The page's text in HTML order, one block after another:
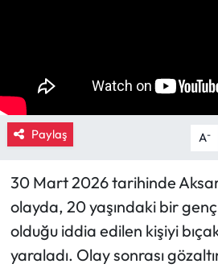
Paylaş A-
30 Mart 2026 tarihinde
olayda, 20 yaşındaki bir
olduğu iddia edilen kişiyi
yaraladı. Olay sonrası
Kargı Haberleri
Kimdir?
Laçin Haberleri
Magazin